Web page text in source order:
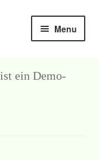
Menu
ein Demo-